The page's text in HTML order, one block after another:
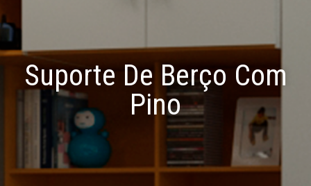
Suporte De Berço Com
Pino